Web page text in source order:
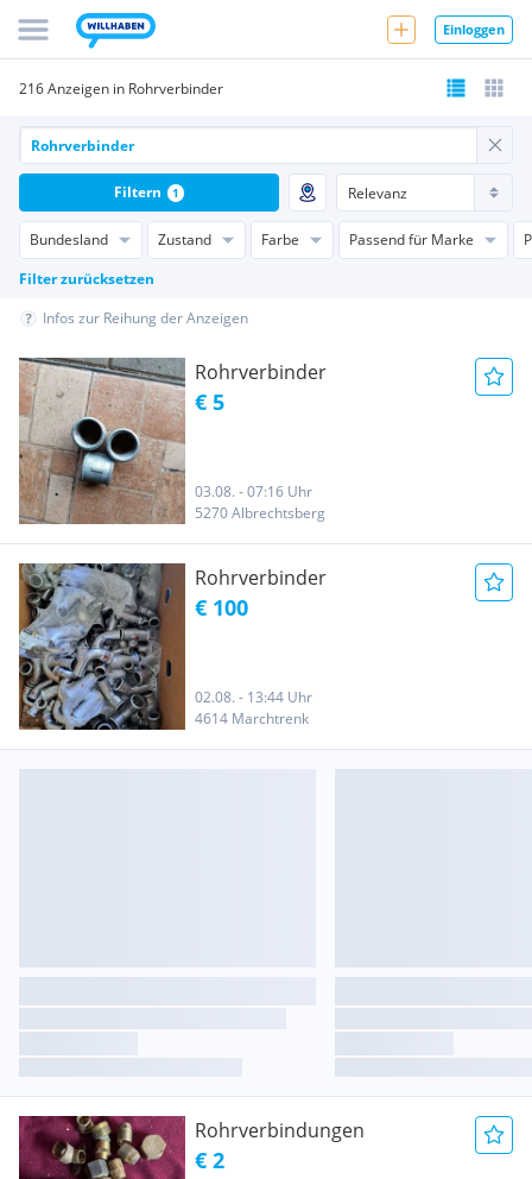
Einloggen
216 Anzeigen in Rohrverbinder
Bundesland Zustand Farbe Passend für Marke
Filter zurücksetzen
Filtern 1
Infos zur Reihung der Anzeigen
Rohrverbinder
€ 5
03.08. - 07:16 Uhr
5270 Albrechtsberg
Rohrverbinder
€ 100
02.08. - 13:44 Uhr
4614 Marchtrenk
Rohrverbindungen
€ 2